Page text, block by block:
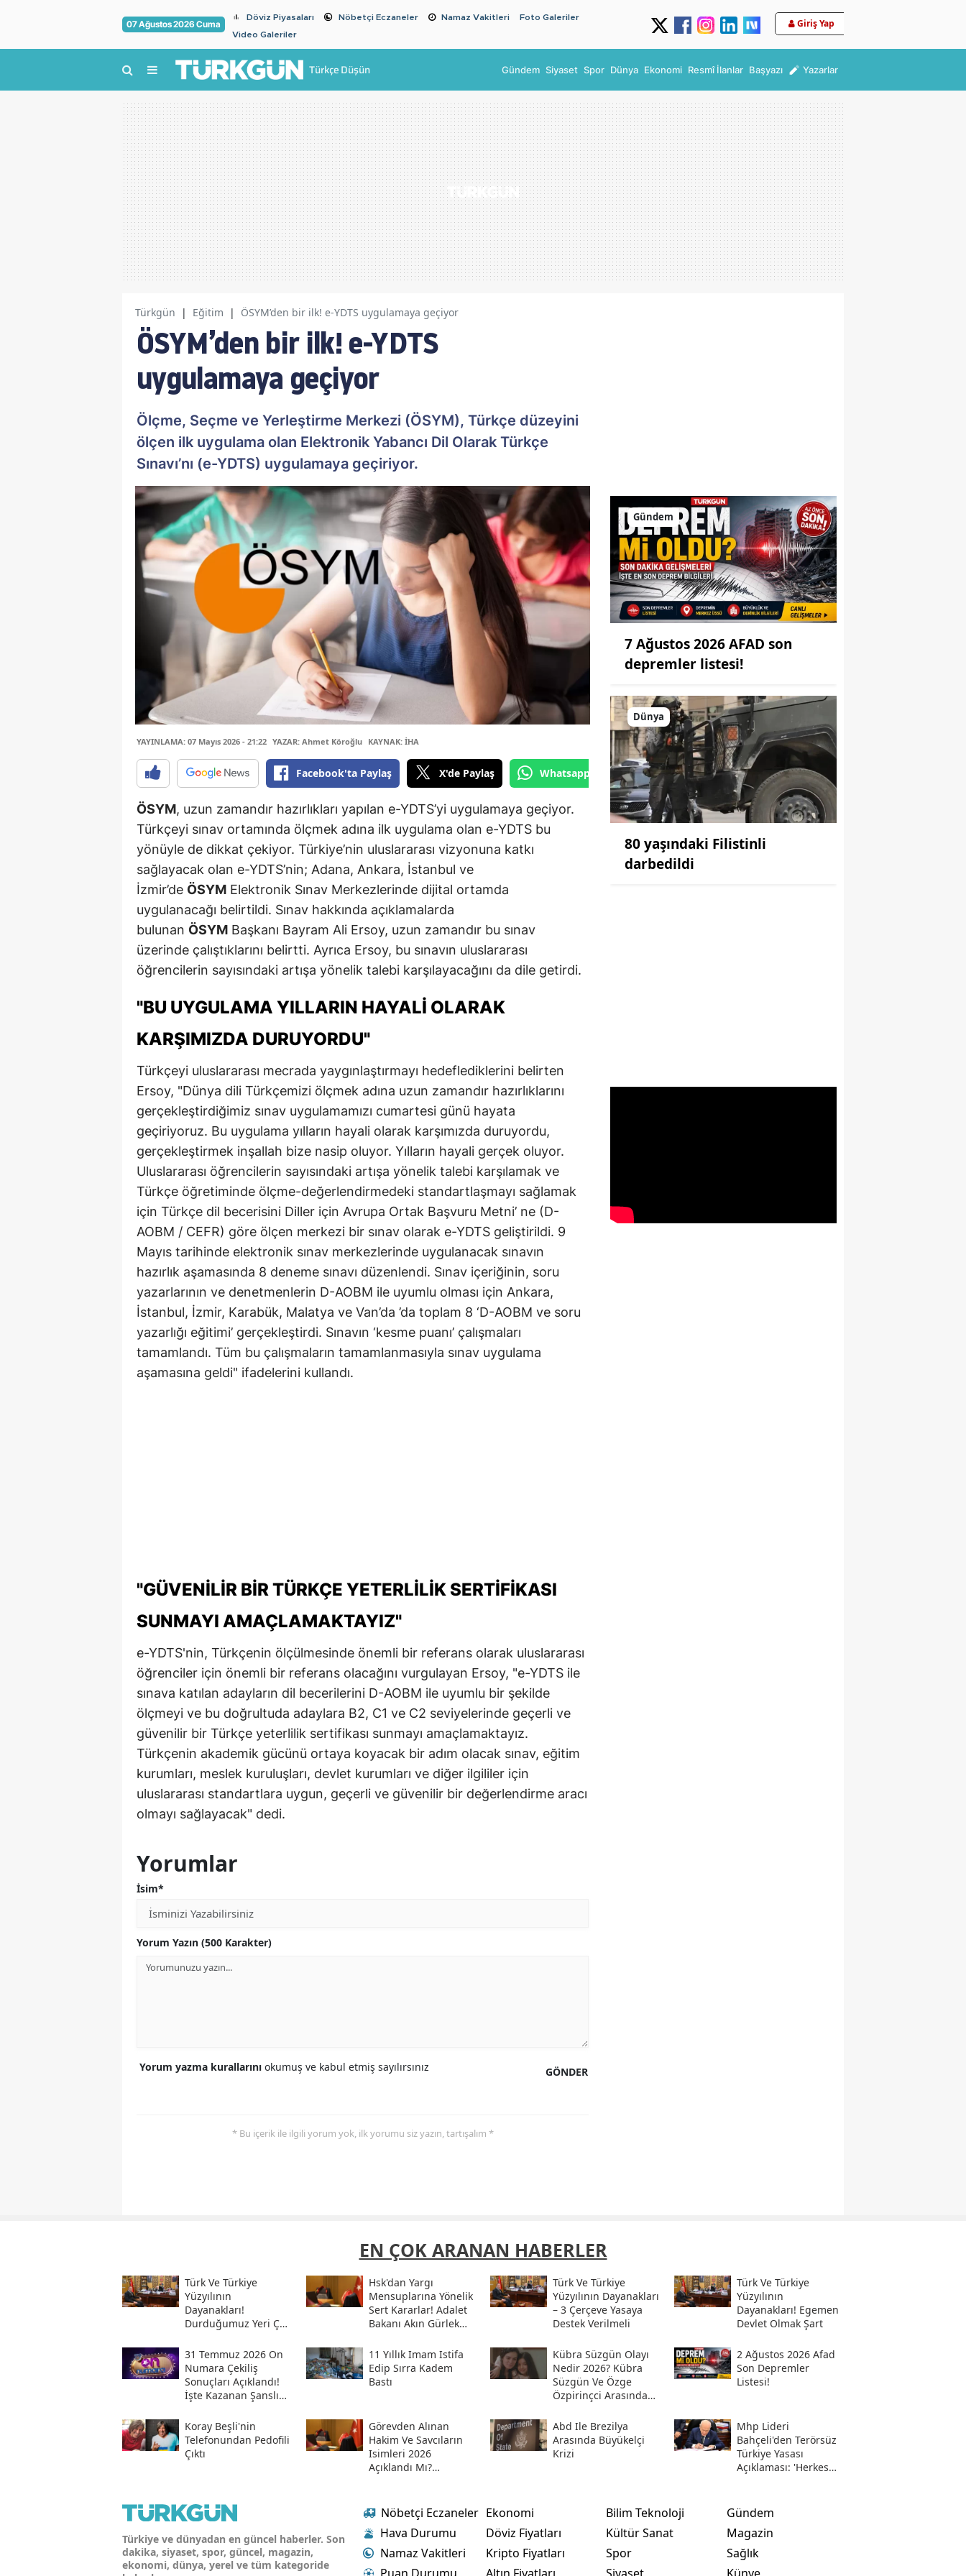
07 Ağustos 2026 Cuma
Döviz Piyasaları Nöbetçi Eczaneler Namaz Vakitleri
Foto Galeriler
Video Galeriler
Giriş Yap
Türkçe Düşün Gündem Siyaset Spor Dünya Ekonomi Resmî İlanlar Başyazı Yazarlar
Türkgün | Eğitim | ÖSYM’den bir ilk! e-YDTS uygulamaya geçiyor
ÖSYM’den bir ilk! e-YDTS
uygulamaya geçiyor
Ölçme, Seçme ve Yerleştirme Merkezi (ÖSYM), Türkçe düzeyini
ölçen ilk uygulama olan Elektronik Yabancı Dil Olarak Türkçe
Sınavı’nı (e-YDTS) uygulamaya geçiriyor.
YAYINLAMA: 07 Mayıs 2026 - 21:22 YAZAR: Ahmet Köroğlu KAYNAK: İHA
Facebook'ta Paylaş X'de Paylaş Whatsapp'tan Gönder
ÖSYM, uzun zamandır hazırlıkları yapılan e-YDTS’yi uygulamaya geçiyor.
Türkçeyi sınav ortamında ölçmek adına ilk uygulama olan e-YDTS bu
yönüyle de dikkat çekiyor. Türkiye’nin uluslararası vizyonuna katkı
sağlayacak olan e-YDTS’nin; Adana, Ankara, İstanbul ve
İzmir’de ÖSYM Elektronik Sınav Merkezlerinde dijital ortamda
uygulanacağı belirtildi. Sınav hakkında açıklamalarda
bulunan ÖSYM Başkanı Bayram Ali Ersoy, uzun zamandır bu sınav
üzerinde çalıştıklarını belirtti. Ayrıca Ersoy, bu sınavın uluslararası
öğrencilerin sayısındaki artışa yönelik talebi karşılayacağını da dile getirdi.
"BU UYGULAMA YILLARIN HAYALI OLARAK
KARŞIMIZDA DURUYORDU"
Türkçeyi uluslararası mecrada yaygınlaştırmayı hedeflediklerini belirten
Ersoy, "Dünya dili Türkçemizi ölçmek adına uzun zamandır hazırlıklarını
gerçekleştirdiğimiz sınav uygulamamızı cumartesi günü hayata
geçiriyoruz. Bu uygulama yılların hayali olarak karşımızda duruyordu,
gerçekleştirmek inşallah bize nasip oluyor. Yılların hayali gerçek oluyor.
Uluslararası öğrencilerin sayısındaki artışa yönelik talebi karşılamak ve
Türkçe öğretiminde ölçme-değerlendirmedeki standartlaşmayı sağlamak
için Türkçe dil becerisini Diller için Avrupa Ortak Başvuru Metni’ ne (D-
AOBM / CEFR) göre ölçen merkezi bir sınav olarak e-YDTS geliştirildi. 9
Mayıs tarihinde elektronik sınav merkezlerinde uygulanacak sınavın
hazırlık aşamasında 8 deneme sınavı düzenlendi. Sınav içeriğinin, soru
yazarlarının ve denetmenlerin D-AOBM ile uyumlu olması için Ankara,
İstanbul, İzmir, Karabük, Malatya ve Van’da ’da toplam 8 ‘D-AOBM ve soru
yazarlığı eğitimi’ gerçekleştirdi. Sınavın ‘kesme puanı’ çalışmaları
tamamlandı. Tüm bu çalışmaların tamamlanmasıyla sınav uygulama
aşamasına geldi" ifadelerini kullandı.
"GÜVENILIR BIR TÜRKÇE YETERLILIK SERTIFIKASI
SUNMAYI AMAÇLAMAKTAYIZ"
e-YDTS'nin, Türkçenin ölçülmesinde önemli bir referans olarak uluslararası
öğrenciler için önemli bir referans olacağını vurgulayan Ersoy, "e-YDTS ile
sınava katılan adayların dil becerilerini D-AOBM ile uyumlu bir şekilde
ölçmeyi ve bu doğrultuda adaylara B2, C1 ve C2 seviyelerinde geçerli ve
güvenilir bir Türkçe yeterlilik sertifikası sunmayı amaçlamaktayız.
Türkçenin akademik gücünü ortaya koyacak bir adım olacak sınav, eğitim
kurumları, meslek kuruluşları, devlet kurumları ve diğer ilgililer için
uluslararası standartlara uygun, geçerli ve güvenilir bir değerlendirme aracı
olmayı sağlayacak" dedi.
Yorumlar
İsim*
Yorum Yazın (500 Karakter)
GÖNDER
Yorum yazma kurallarını okumuş ve kabul etmiş sayılırsınız
* Bu içerik ile ilgili yorum yok, ilk yorumu siz yazın, tartışalım *
Gündem
7 Ağustos 2026 AFAD son
depremler listesi!
Dünya
80 yaşındaki Filistinli
darbedildi
EN ÇOK ARANAN HABERLER
Türk Ve Türkiye
Yüzyılının
Dayanakları!
Durduğumuz Yeri Çok
Hsk'dan Yargı
Mensuplarına Yönelik
Sert Kararlar! Adalet
Bakanı Akın Gürlek
Hesabından Açıkladı
Türk Ve Türkiye
Yüzyılının Dayanakları
– 3 Çerçeve Yasaya
Destek Verilmeli
Türk Ve Türkiye
Yüzyılının
Dayanakları! Egemen
Devlet Olmak Şart
31 Temmuz 2026 On
Numara Çekiliş
Sonuçları Açıklandı!
İşte Kazanan Şanslı
Sorgulama Ekranı
11 Yıllık Imam Istifa
Edip Sırra Kadem
Bastı
Kübra Süzgün Olayı
Nedir 2026? Kübra
Süzgün Ve Özge
Özpirinçci Arasında
2 Ağustos 2026 Afad
Son Depremler
Listesi!
Koray Beşli'nin
Telefonundan Pedofili
Çıktı
Görevden Alınan
Hakim Ve Savcıların
Isimleri 2026
Açıklandı Mı?
Savcılar Isim Listesi
Abd Ile Brezilya
Arasında Büyükelçi
Krizi
Mhp Lideri
Bahçeli'den Terörsüz
Türkiye Yasası
Açıklaması: 'herkes
Türkiye ve dünyadan en güncel haberler. Son
dakika, siyaset, spor, güncel, magazin,
ekonomi, dünya, yerel ve tüm kategoride
Nöbetçi Eczaneler
Hava Durumu
Namaz Vakitleri
Ekonomi
Döviz Fiyatları
Kripto Fiyatları
Bilim Teknoloji
Kültür Sanat
Spor
Gündem
Magazin
Sağlık